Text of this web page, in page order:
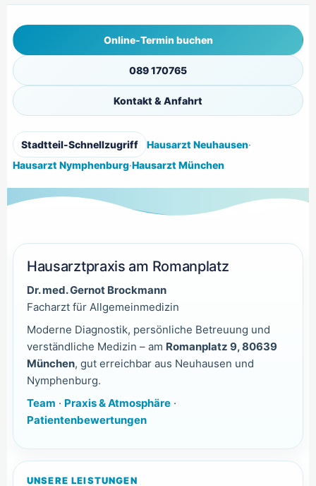
Online-Termin buchen
089 170765
Kontakt & Anfahrt
Stadtteil-Schnellzugriff Hausarzt Neuhausen·
Hausarzt Nymphenburg·Hausarzt München
Hausarztpraxis am Romanplatz
Dr. med. Gernot Brockmann
Facharzt für Allgemeinmedizin
Moderne Diagnostik, persönliche Betreuung und
verständliche Medizin – am Romanplatz 9, 80639
München, gut erreichbar aus Neuhausen und
Nymphenburg.
Team · Praxis & Atmosphäre·
Patientenbewertungen
UNSERE LEISTUNGEN